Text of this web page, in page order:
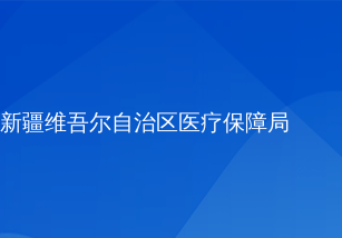
新疆维吾尔自治区医疗保障局